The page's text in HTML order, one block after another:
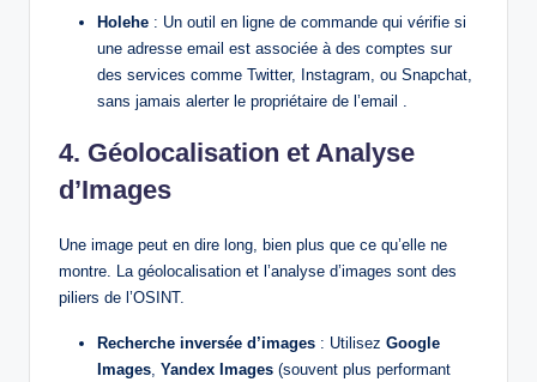
Holehe : Un outil en ligne de commande qui vérifie si
une adresse email est associée à des comptes sur
des services comme Twitter, Instagram, ou Snapchat,
sans jamais alerter le propriétaire de l’email .
4. Géolocalisation et Analyse
d’Images
Une image peut en dire long, bien plus que ce qu’elle ne
montre. La géolocalisation et l’analyse d’images sont des
piliers de l’OSINT.
Recherche inversée d’images : Utilisez Google
Images Yandex Images (souvent plus performant